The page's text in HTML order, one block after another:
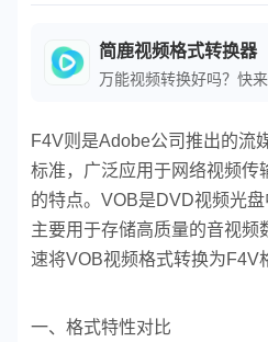
简鹿视频格式转换器
F4V则是Adobe公司推出的流
标准，广泛应用于网络视频传
的特点。VOB是DVD视频光盘
主要用于存储高质量的音视频
速将VOB视频格式转换为F4V
一、格式特性对比